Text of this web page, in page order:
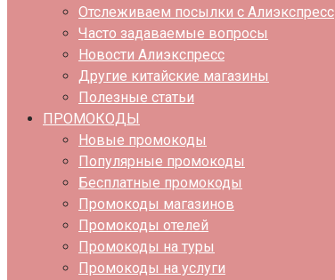
Отслеживаем посылки с Алиэкспресс
Часто задаваемые вопросы
Новости Алиэкспресс
Другие китайские магазины
Полезные статьи
ПРОМОКОДЫ
Новые промокоды
Популярные промокоды
Бесплатные промокоды
Промокоды магазинов
Промокоды отелей
Промокоды на туры
Промокоды на услуги